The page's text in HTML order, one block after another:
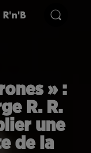
» :
R. R.
une
de la